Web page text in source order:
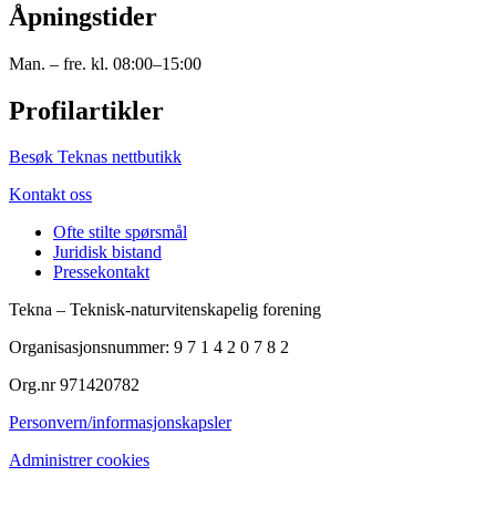
Åpningstider
Man. – fre. kl. 08:00–15:00
Profilartikler
Besøk Teknas nettbutikk
Kontakt oss
Ofte stilte spørsmål
Juridisk bistand
Pressekontakt
Tekna – Teknisk-naturvitenskapelig forening
Organisasjonsnummer: 9 7 1 4 2 0 7 8 2
Org.nr 971420782
Personvern/informasjonskapsler
Administrer cookies